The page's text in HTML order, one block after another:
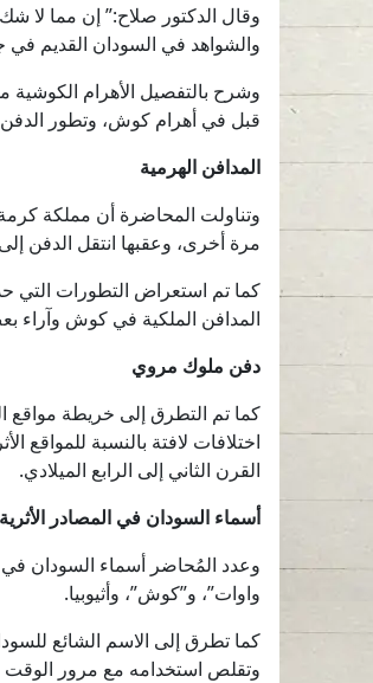
وقال الدكتور صلاح:” إن مما لا
والشواهد في السودان القديم في
وشرح بالتفصيل الأهرام الكوشية
قبل في أهرام كوش، وتطور الدفن
المدافن الهرمية
مرة أخرى، وعقبها انتقل الدفن
كما تم استعراض التطورات التي
المدافن الملكية في كوش وآراء
دفن ملوك مروي
كما تم التطرق إلى خريطة مواقع
اختلافات لافتة بالنسبة للمواقع
القرن الثاني إلى الرابع الميلادي.
أسماء السودان في المصادر الأثرية
وعدد المُحاضر أسماء السودان في
واوات”، و”كوش”، وأثيوبيا.
كما تطرق إلى الاسم الشائع
وتقلص استخدامه مع مرور